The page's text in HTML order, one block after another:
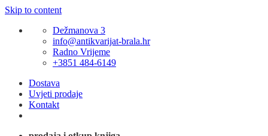
Skip to content
Dežmanova 3
info@antikvarijat-brala.hr
Radno Vrijeme
+3851 484-6149
Dostava
Uvjeti prodaje
Kontakt